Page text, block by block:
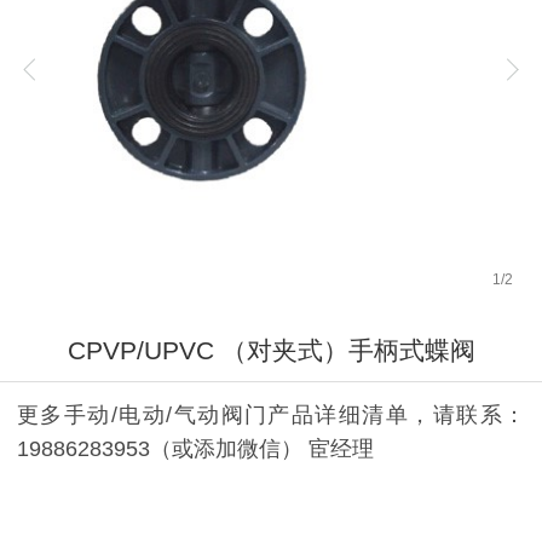
1 /2
CPVP/UPVC （对夹式）手柄式蝶阀
更多手动/电动/气动阀门产品详细清单，请联系：
19886283953（或添加微信） 宦经理